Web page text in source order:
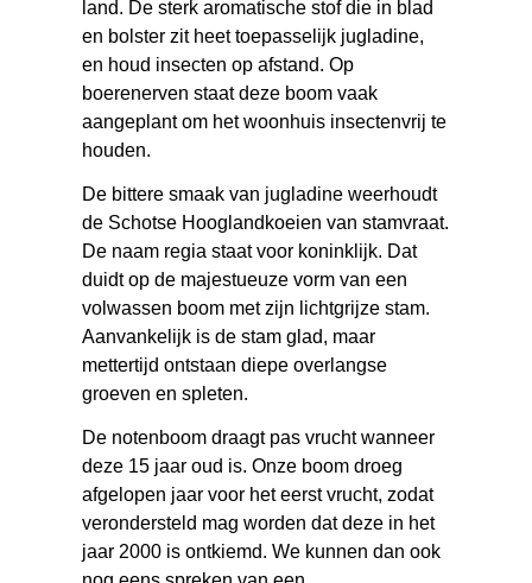
land. De sterk aromatische stof die in blad
en bolster zit heet toepasselijk jugladine,
en houd insecten op afstand. Op
boerenerven staat deze boom vaak
aangeplant om het woonhuis insectenvrij te
houden.
De bittere smaak van jugladine weerhoudt
de Schotse Hooglandkoeien van stamvraat.
De naam regia staat voor koninklijk. Dat
duidt op de majestueuze vorm van een
volwassen boom met zijn lichtgrijze stam.
Aanvankelijk is de stam glad, maar
mettertijd ontstaan diepe overlangse
groeven en spleten.
De notenboom draagt pas vrucht wanneer
deze 15 jaar oud is. Onze boom droeg
afgelopen jaar voor het eerst vrucht, zodat
verondersteld mag worden dat deze in het
jaar 2000 is ontkiemd. We kunnen dan ook